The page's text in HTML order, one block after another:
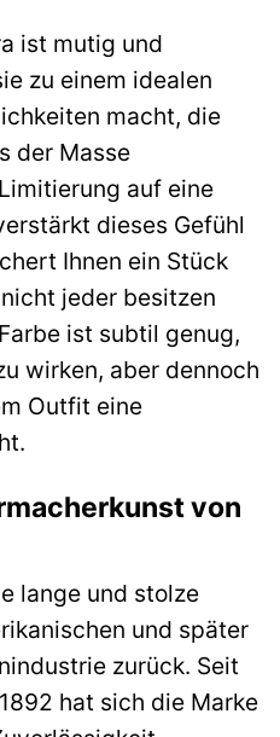
ist mutig und
zu einem idealen
macht, die
der Masse
auf eine
dieses Gefühl
Ihnen ein Stück
jeder besitzen
ist subtil genug,
wirken, aber dennoch
Outfit eine
von
lange und stolze
und später
zurück. Seit
hat sich die Marke